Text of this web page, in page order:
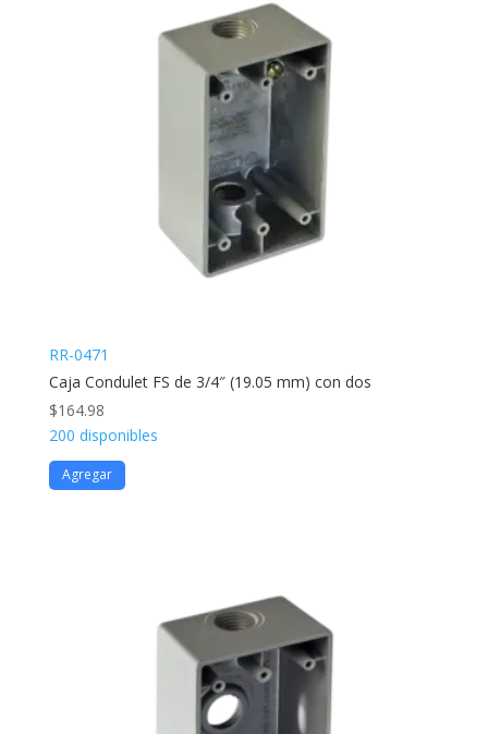
RR-0471
Caja Condulet FS de 3/4″ (19.05 mm) con dos
$164.98
200 disponibles
Agregar